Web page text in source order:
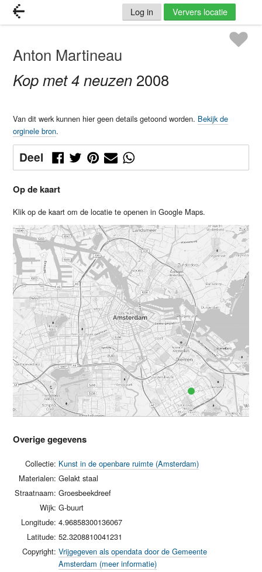
Log in Ververs locatie
Anton Martineau
Kop met 4 neuzen 2008
Van dit werk kunnen hier geen details getoond worden. Bekijk de
orginele bron.
Deel
Op de kaart
Klik op de kaart om de locatie te openen in Google Maps.
Overige gegevens
Collectie: Kunst in de openbare ruimte (Amsterdam)
Materialen: Gelakt staal
Straatnaam: Groesbeekdreef
Wijk: G-buurt
Longitude: 4.96858300136067
Latitude: 52.3208810041231
Copyright: Vrijgegeven als opendata door de Gemeente
Amsterdam (meer informatie)